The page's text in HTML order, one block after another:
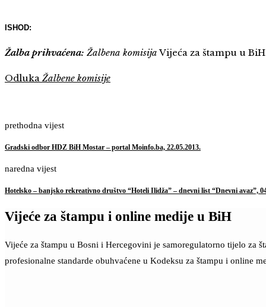
ISHOD:
Žalba prihvaćena: Žalbena komisijaVijeća za štampu u
Odluka Žalbene komisije
prethodna vijest
Gradski odbor HDZ BiH Mostar – portal Moinfo.ba, 22.05.2013.
naredna vijest
Hotelsko – banjsko rekreativno društvo “Hoteli Ilidža” – dnevni list “Dnevni avaz”,
Vijeće za štampu i online medije u BiH
Vijeće za štampu u Bosni i Hercegovini je samoregulatorno tijelo za
profesionalne standarde obuhvaćene u Kodeksu za štampu i online